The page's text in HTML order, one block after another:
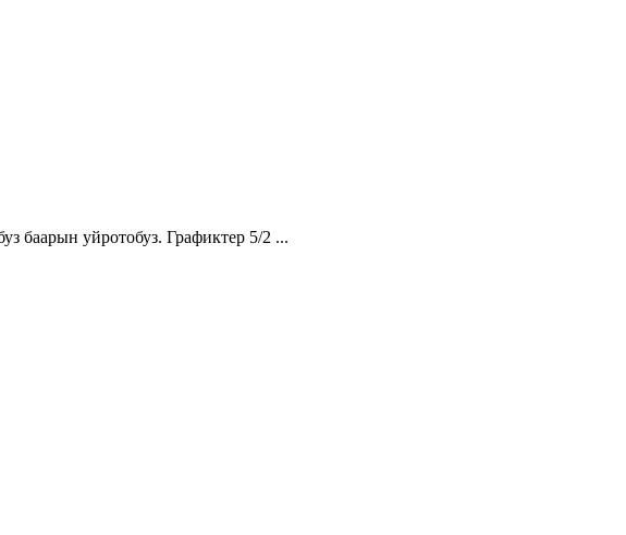
баарын уйротобуз. Графиктер 5/2 ...